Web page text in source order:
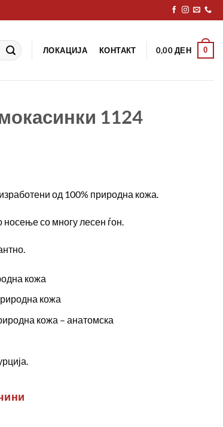
ЛОКАЦИЈА КОНТАКТ 0,00ДЕН 0
1124
од 100% природна кожа.
носење со многу лесен ѓон.
кожа
кожа
кожа – анатомска